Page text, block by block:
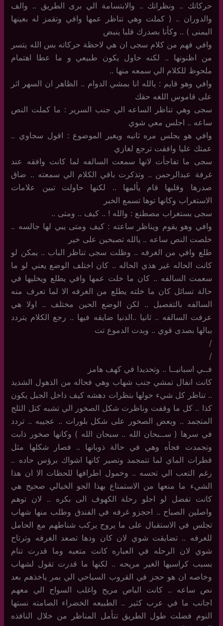
حركاتك .. ونظراتك .. والابتسامة الي برى الطريق .. والف
والدوران .. ( كملت وهي تناظر عمها وافي وتقمز له بعينها
اليمنى ) .. وكأنا بصدرك قلبا ينبض
وافي فهم من كلام سجى ان هي لاحظة حركاته بس الله يتسر
من اظنونها .. لكنه حاول يكون طبيعي و ما عطا اهتمام
ملحوظ للكلام الي سمعه منها ..
وافي وهو قايم : يالله انا بمشي الدوام .. الظاهر ان السهر اثر
على قاموس اللغه حقك
سجى وهي تناظر الساعه الي جنب السرير : ما كملت النص
ساعه .. اجلس معي شوي
وافي هو يجلس مره ثانيه ويغير الموضوع : اقول سجاوي ..
عمتك عليا وافقت ترجع لغازي
سجى ما تفاجأت لانها سمعت السالفه لما كانت وافقه عند
غرفة عبدالرحمن .. وتذكرت باقي الكلام الي سمعته .. ضاق
صدرها وقلبها قام يألمها .. لكنها حاولت تبين علامات
الاستغراب وكانها توها تسمع الخبر
سجى بستغراب مصطنع : والله ! .. كيف .. ومتى ..
وافي وهو يقوم ويناظر ساعته : كيف ومتى يبي لها جالسه ..
خلصت النص ساعه .. يالله تصبحين على خير
طلع وافي من الغرفه .. وظلت سجى تناظر الباب .. يمكن لو
كانت الحاله غير هذي الحاله .. كان اختلف الوضع يعني لو ما
سعمت السالفه .. كان ما خلت عمها وافي يطلع ويخليها في
حالة تسائل كان ما خلته يطلع من الغرفه الا لما تعرف منه
السالفه بالتفصيل .. لكن الوضع الحين مختلف .. اولا هي
عرفت السالفه .. ثانيا ..الدنيا ضايقه فيها .. رجع الكلام يتردد
ببالها بصدى قوي .. وبدت الدموع تت
/
/
فــي اسبانيــا .. وتحديدا في كهف هامز
كانت انفال تمشي جنب شهاب وهي فحاله من الذهول الشديد
.. تناظر كل شيء حولها بنظرات دهشه كيف داخل الجبل يكون
كذا .. كل ما وقفت وناظرت شكل الصخور الي تشبه كتل الثلج
المتجمد .. وبعض الصخور على شكل بلورات .. عجيبه .. تردد
في سرها ( ســبحان الله .. سبحان الله ) وكانها صخور ذابت
وتجمدت فجأه وهي في حالة ذوبانها .. فصار شكلها مثل
قطرات الماي لما تتمجمد وتصير كانها اشواك برؤس حاده ..
رغم التعب الي تحسه .. وخمول اطرافها للحظات الا ان هذا
الشيء ما منعها من الاستمتاع بهذا الجو الخيالي صحيح هي
كانت تفضل لو اجلو رحلة الكهوف الى بكره .. لان توهم
واصلين الصباح .. احجزو غرفه في الفندق وطلب منها شهاب
تجلس في الاستقبال على ما يروح يركب شناطهم مع الحامل
للغرفه .. تضايقت شوي لان كان ودها تصعد الغرفه وترتاح
شوي لان الرحله في العباره كانت متعبه وما قدرت تنام
بسبب كراسيها الغير مريحه .. لكنها ما قدرت تقول لشهاب
وخاصه ان هو حجز في القروب السياحي الي بمر ياخذهم بعد
نص ساعه .. كانت الباص مريح واغلب السواح الي معهم
اجانب ما في عرب كثير .. الطبيعه الخضراء الصامته نستها
النوم فضلت طول الطريق تتأمل المناظر من خلال النافذه